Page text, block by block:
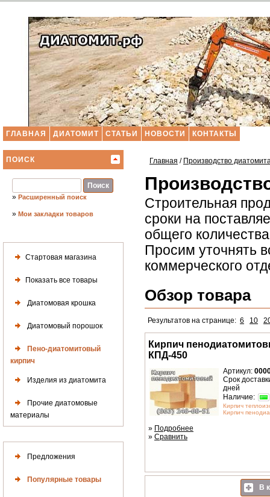
ГЛАВНАЯ ДИАТОМИТ СТАТЬИ НОВОСТИ КОНТАКТЫ
ПОИСК
» Расширенный поиск
» Мои закладки товаров
Стартовая магазина
Показать все товары
Диатомовая крошка
Диатомовый порошок
Пено-диатомитовый
кирпич
Изделия из диатомита
Прочие диатомовые
материалы
Предложения
Популярные товары
Главная / Производство
Строительная
сроки на
общего
Просим уточнять
коммерческого
Обзор товара
Результатов на странице: 6 10
Кирпич
КПД-450
Артикул:
Срок
дней
Наличие:
Кирпич
Кирпич
» Подробнее
» Сравнить
В